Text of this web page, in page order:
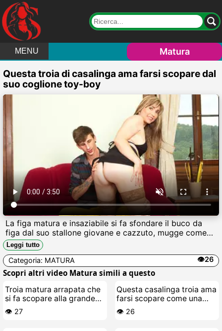
MENU Matura
Questa troia di casalinga ama farsi scopare dal
suo coglione toy-boy
La figa matura e insaziabile si fa sfondare il buco da
figa dal suo stallone giovane e cazzuto, mugge come
una vacca mentre lui le pompa cazziate violente nel
culo e nella gola, sborra calda ovunque.
Leggi tutto
Categoria: MATURA 👁️26
Scopri altri video Matura simili a questo
Troia matura arrapata che
si fa scopare alla grande
dal suo stallone giovane
👁️ 27
Questa casalinga troia ama
farsi scopare come una
puttana in cucina
👁️ 26